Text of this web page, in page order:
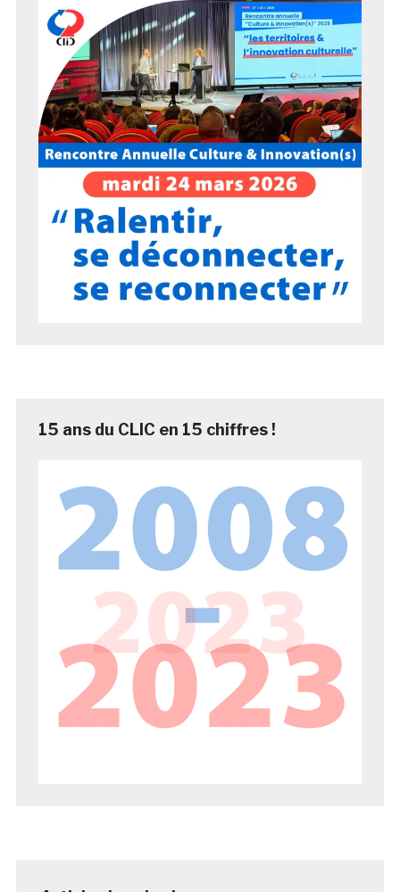
15 ans du CLIC en 15 chiffres !